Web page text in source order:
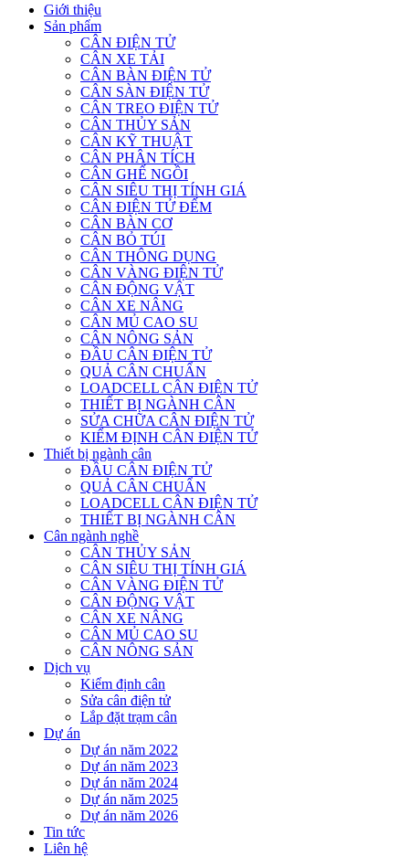
Giới thiệu
Sản phẩm
CÂN ĐIỆN TỬ
CÂN XE TẢI
CÂN BÀN ĐIỆN TỬ
CÂN SÀN ĐIỆN TỬ
CÂN TREO ĐIỆN TỬ
CÂN THỦY SẢN
CÂN KỸ THUẬT
CÂN PHÂN TÍCH
CÂN GHẾ NGỒI
CÂN SIÊU THỊ TÍNH GIÁ
CÂN ĐIỆN TỬ ĐẾM
CÂN BÀN CƠ
CÂN BỎ TÚI
CÂN THÔNG DỤNG
CÂN VÀNG ĐIỆN TỬ
CÂN ĐỘNG VẬT
CÂN XE NÂNG
CÂN MỦ CAO SU
CÂN NÔNG SẢN
ĐẦU CÂN ĐIỆN TỬ
QUẢ CÂN CHUẨN
LOADCELL CÂN ĐIỆN TỬ
THIẾT BỊ NGÀNH CÂN
SỬA CHỮA CÂN ĐIỆN TỬ
KIỂM ĐỊNH CÂN ĐIỆN TỬ
Thiết bị ngành cân
ĐẦU CÂN ĐIỆN TỬ
QUẢ CÂN CHUẨN
LOADCELL CÂN ĐIỆN TỬ
THIẾT BỊ NGÀNH CÂN
Cân ngành nghề
CÂN THỦY SẢN
CÂN SIÊU THỊ TÍNH GIÁ
CÂN VÀNG ĐIỆN TỬ
CÂN ĐỘNG VẬT
CÂN XE NÂNG
CÂN MỦ CAO SU
CÂN NÔNG SẢN
Dịch vụ
Kiểm định cân
Sửa cân điện tử
Lắp đặt trạm cân
Dự án
Dự án năm 2022
Dự án năm 2023
Dự án năm 2024
Dự án năm 2025
Dự án năm 2026
Tin tức
Liên hệ